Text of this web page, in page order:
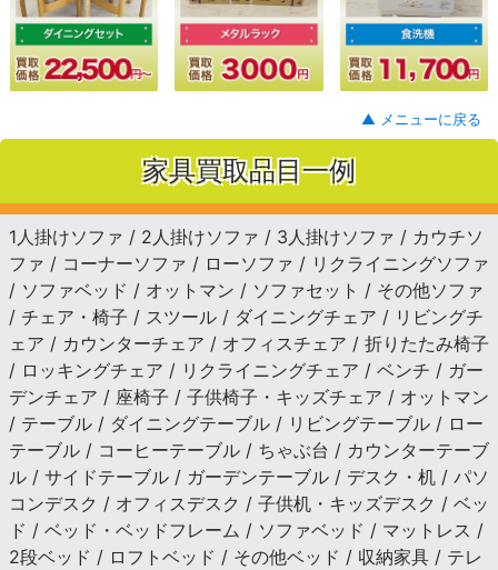
▲ メニューに戻る
家具買取品目一例
1人掛けソファ / 2人掛けソファ / 3人掛けソファ / カウチソ
ファ / コーナーソファ / ローソファ / リクライニングソファ
/ ソファベッド / オットマン / ソファセット / その他ソファ
/ チェア・椅子 / スツール / ダイニングチェア / リビングチ
ェア / カウンターチェア / オフィスチェア / 折りたたみ椅子
/ ロッキングチェア / リクライニングチェア / ベンチ / ガー
デンチェア / 座椅子 / 子供椅子・キッズチェア / オットマン
/ テーブル / ダイニングテーブル / リビングテーブル / ロー
テーブル / コーヒーテーブル / ちゃぶ台 / カウンターテーブ
ル / サイドテーブル / ガーデンテーブル / デスク・机 / パソ
コンデスク / オフィスデスク / 子供机・キッズデスク / ベッ
ド / ベッド・ベッドフレーム / ソファベッド / マットレス /
2段ベッド / ロフトベッド / その他ベッド / 収納家具 / テレ